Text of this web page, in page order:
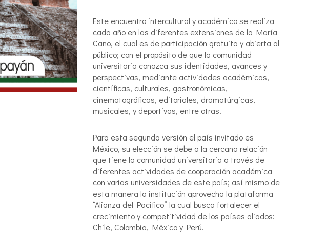
Este encuentro intercultural y académico se realiza
cada año en las diferentes extensiones de la María
Cano, el cual es de participación gratuita y abierta al
público; con el propósito de que la comunidad
universitaria conozca sus identidades, avances y
perspectivas, mediante actividades académicas,
científicas, culturales, gastronómicas,
cinematográficas, editoriales, dramatúrgicas,
musicales, y deportivas, entre otras.
Para esta segunda versión el país invitado es
México, su elección se debe a la cercana relación
que tiene la comunidad universitaria a través de
diferentes actividades de cooperación académica
con varias universidades de este país; así mismo de
esta manera la institución aprovecha la plataforma
“Alianza del Pacifico” la cual busca fortalecer el
crecimiento y competitividad de los países aliados:
Chile, Colombia, México y Perú.